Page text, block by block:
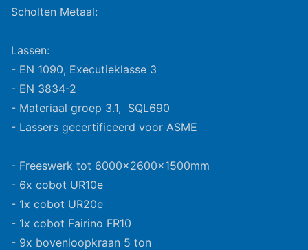
Scholten Metaal:
Lassen:
- EN 1090, Executieklasse 3
- EN 3834-2
- Materiaal groep 3.1, SQL690
- Lassers gecertificeerd voor ASME
- Freeswerk tot 6000x2600x1500mm
- 6x cobot UR10e
- 1x cobot UR20e
- 1x cobot Fairino FR10
- 9x bovenloopkraan 5 ton